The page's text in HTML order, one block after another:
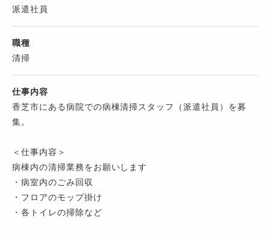
派遣社員
職種
清掃
仕事内容
香芝市にある病院での病棟清掃スタッフ（派遣社員）を募
集。
＜仕事内容＞
病棟内の清掃業務をお願いします
・病室内のごみ回収
・フロアのモップ掛け
・各トイレの掃除など